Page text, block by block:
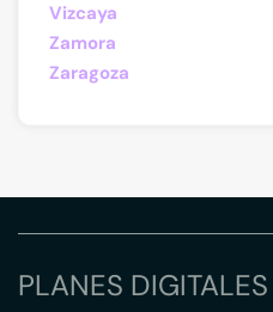
Vizcaya
Zamora
Zaragoza
PLANES DIGITALES